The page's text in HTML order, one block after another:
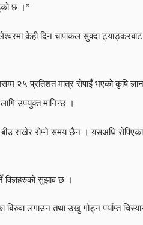
छ ।”
केही दिन चापाकल सुक्दा
२५ प्रतिशत मात्र रोपाइँ भएको कृषि
उपयुक्त मानिन्छ ।
राखेर रोप्ने समय छैन । यसअघि रोपिएका
विज्ञहरुको सुझाव छ ।
लगाउन तथा उखु गोड्न पर्याप्त